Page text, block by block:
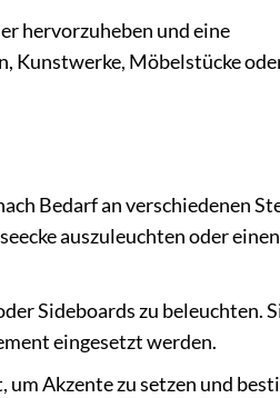
hervorzuheben und eine
Kunstwerke, Möbelstücke
Bedarf an verschiedenen
auszuleuchten oder einen
Sideboards zu beleuchten.
eingesetzt werden.
Akzente zu setzen und